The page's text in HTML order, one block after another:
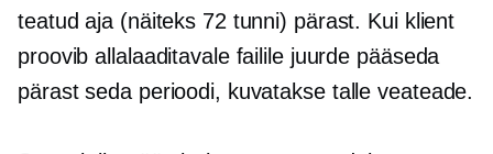
teatud aja (näiteks 72 tunni) pärast. Kui klient
proovib allalaaditavale failile juurde pääseda
pärast seda perioodi, kuvatakse talle veateade.